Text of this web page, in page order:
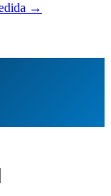
→